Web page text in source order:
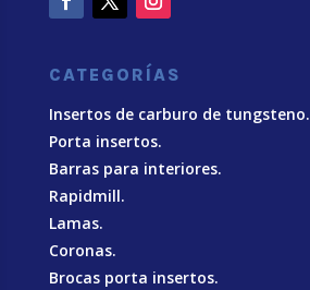
CATEGORÍAS
Insertos de carburo de tungsteno.
Porta insertos.
Barras para interiores.
Rapidmill.
Lamas.
Coronas.
Brocas porta insertos.